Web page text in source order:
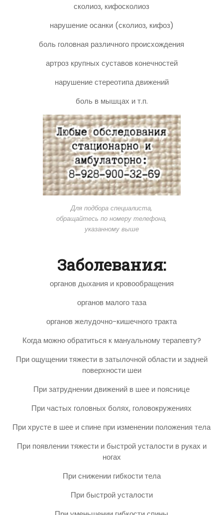
сколиоз, кифосколиоз
нарушение осанки (сколиоз, кифоз)
боль головная различного происхождения
артроз крупных суставов конечностей
нарушение стереотипа движений
боль в мышцах и т.п.
Для подбора специалиста,
обращайтесь по номеру телефона,
указанному выше
Заболевания:
органов дыхания и кровообращения
органов малого таза
органов желудочно-кишечного тракта
Когда можно обратиться к мануальному терапевту?
При ощущении тяжести в затылочной области и задней
поверхности шеи
При затруднении движений в шее и пояснице
При частых головных болях, головокружениях
При хрусте в шее и спине при изменении положения тела
При появлении тяжести и быстрой усталости в руках и
ногах
При снижении гибкости тела
При быстрой усталости